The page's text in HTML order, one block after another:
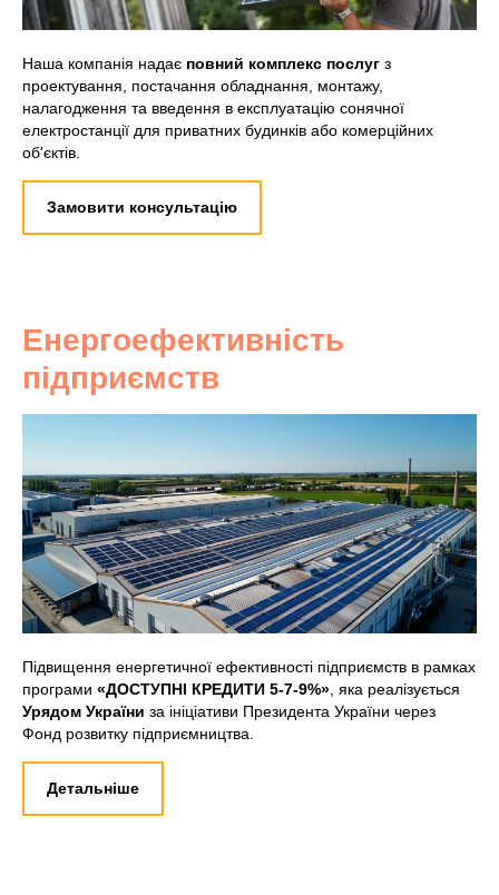
Наша компанія надає повний комплекс послуг з
проектування, постачання обладнання, монтажу,
налагодження та введення в експлуатацію сонячної
електростанції для приватних будинків або комерційних
об'єктів.
Замовити консультацію
Енергоефективність
підприємств
Підвищення енергетичної ефективності підприємств в рамках
програми «ДОСТУПНІ КРЕДИТИ 5-7-9%» , яка реалізується
Урядом України за ініціативи Президента України через
Фонд розвитку підприємництва.
Детальніше